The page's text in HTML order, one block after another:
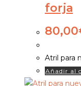
forja
80,00
Atril para
Añadir al